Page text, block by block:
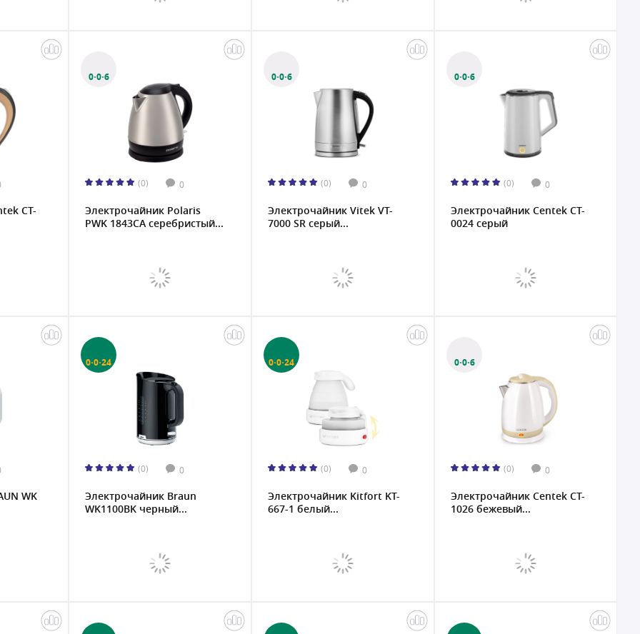
CT-
0·0·6
(0) 0
Электрочайник Polaris
PWK 1843CA серебристый...
0·0·6
(0) 0
Электрочайник Vitek VT-
7000 SR серый...
0·0·6
(0) 0
Электрочайник Centek CT-
0024 серый
WK
0·0·24
(0) 0
Электрочайник Braun
WK1100BK черный...
0·0·24
(0) 0
Электрочайник Kitfort KT-
667-1 белый...
0·0·6
(0) 0
Электрочайник Centek CT-
1026 бежевый...